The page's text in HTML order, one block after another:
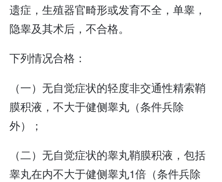
遗症，生殖器官畸形或发育不全，单睾，
隐睾及其术后，不合格。
下列情况合格：
（一）无自觉症状的轻度非交通性精索鞘
膜积液，不大于健侧睾丸（条件兵除
外）；
（二）无自觉症状的睾丸鞘膜积液，包括
睾丸在内不大于健侧睾丸1倍（条件兵除